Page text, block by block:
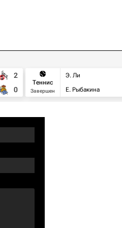
2
0
Теннис
Завершен
Э. Ли
Е. Рыбакина